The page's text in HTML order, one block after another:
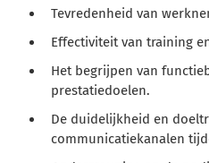
Tevredenheid van
Effectiviteit van training
Het begrijpen van
prestatiedoelen.
De duidelijkheid en
communicatiekanalen